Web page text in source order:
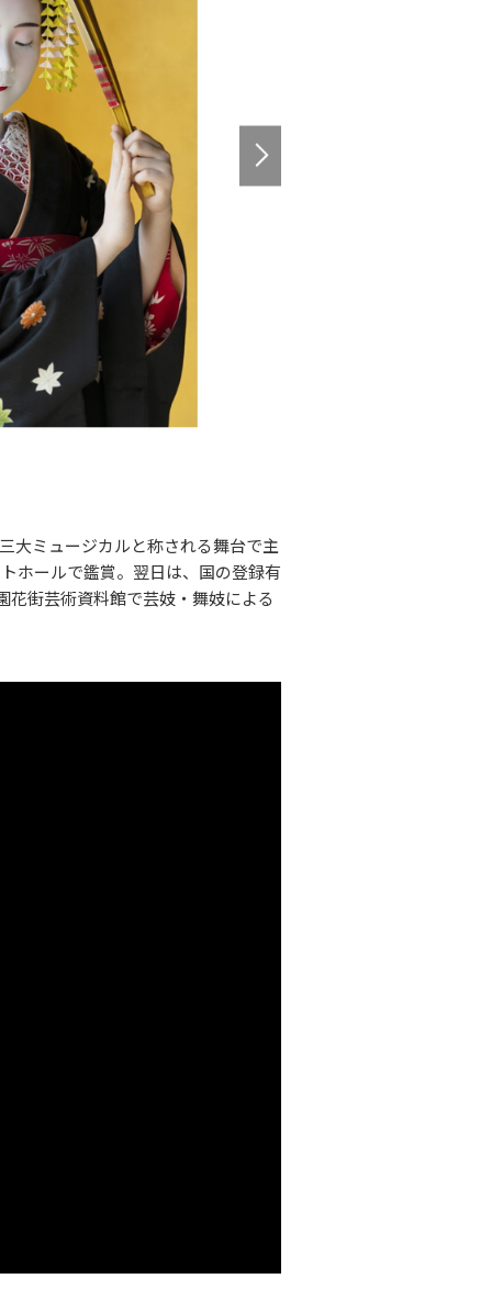
大ミュージカルと称される舞台で主
ホールで鑑賞。翌日は、国の登録有
街芸術資料館で芸妓・舞妓による